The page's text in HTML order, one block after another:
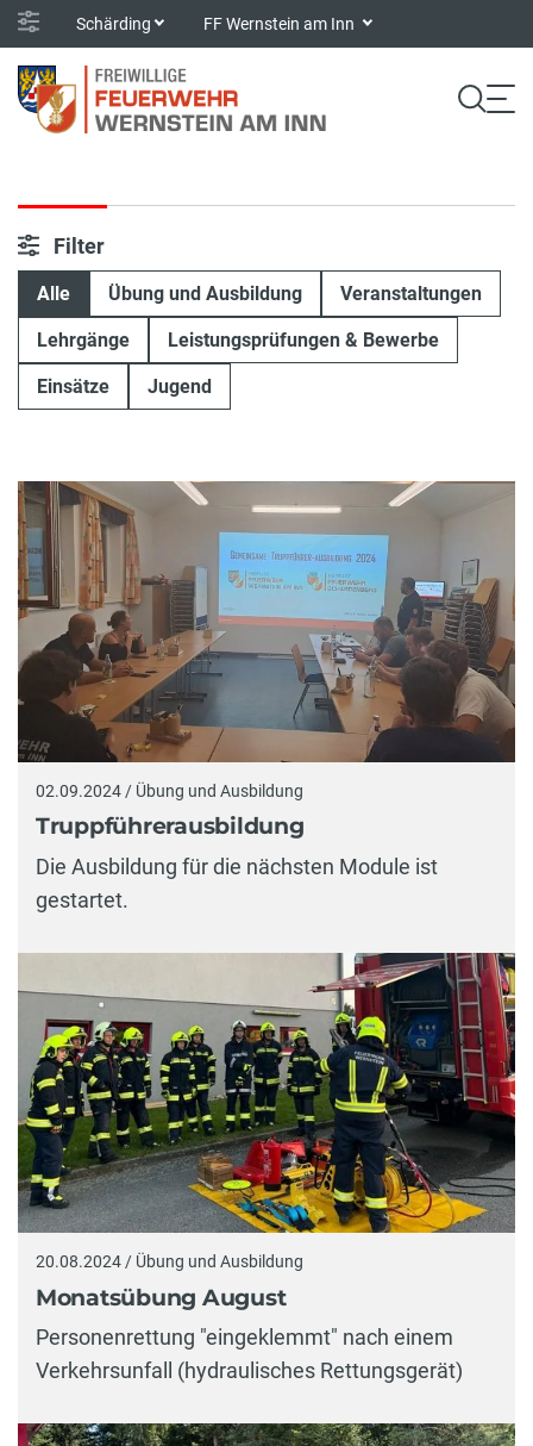
Schärding FF Wernstein am Inn
Filter
Alle Übung und Ausbildung Veranstaltungen
Lehrgänge Leistungsprüfungen & Bewerbe
Einsätze Jugend
02.09.2024 / Übung und Ausbildung
Truppführerausbildung
Die Ausbildung für die nächsten Module ist
gestartet.
20.08.2024 / Übung und Ausbildung
Monatsübung August
Personenrettung "eingeklemmt" nach einem
Verkehrsunfall (hydraulisches Rettungsgerät)